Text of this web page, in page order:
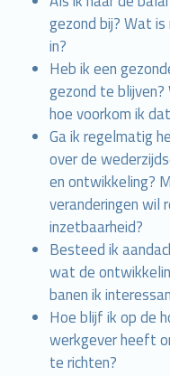
gezond bij? Wat
in?
Heb ik een
gezond te
hoe voorkom ik
Ga ik regelmatig
over de
en ontwikkeling?
veranderingen wil
inzetbaarheid?
Besteed ik
wat de
banen ik
Hoe blijf ik op de
werkgever heeft
te richten?